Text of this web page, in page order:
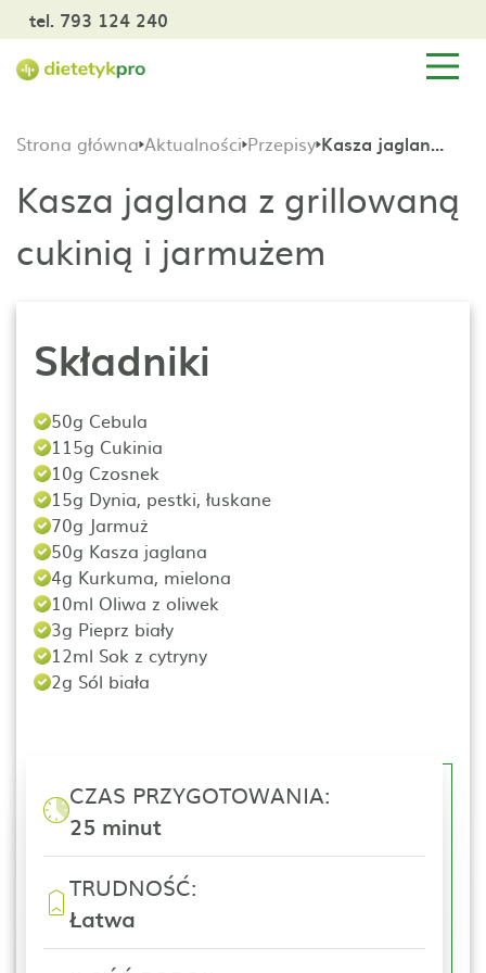
tel. 793 124 240
Strona główna Aktualności Przepisy Kasza jaglana z grillowaną cukinią i jarmużem
Kasza jaglana z grillowaną
cukinią i jarmużem
Składniki
50g Cebula
115g Cukinia
10g Czosnek
15g Dynia, pestki, łuskane
70g Jarmuż
50g Kasza jaglana
4g Kurkuma, mielona
10ml Oliwa z oliwek
3g Pieprz biały
12ml Sok z cytryny
2g Sól biała
CZAS PRZYGOTOWANIA:
25 minut
TRUDNOŚĆ:
Łatwa